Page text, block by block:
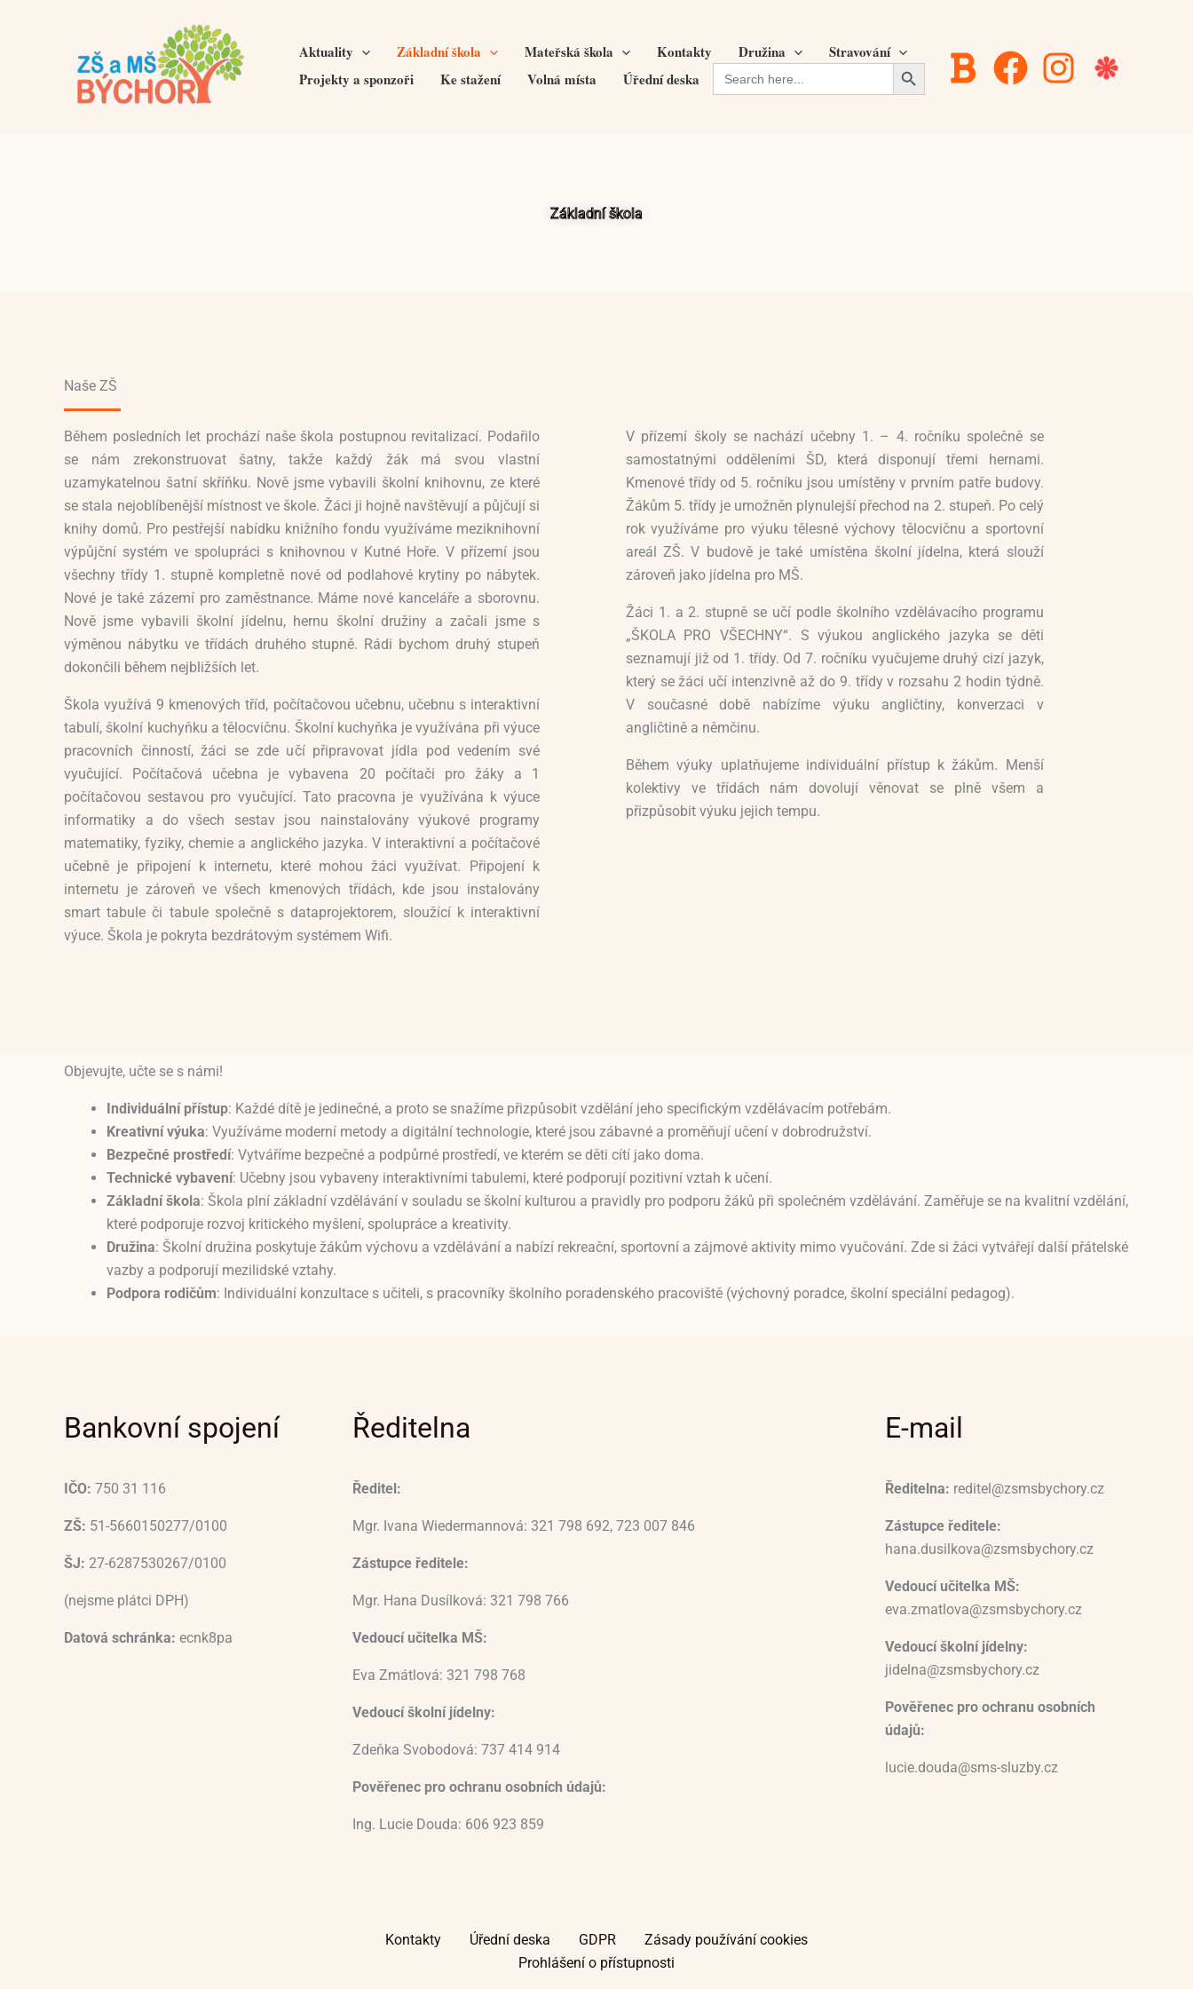
Aktuality Základní škola Mateřská škola Kontakty Družina
Stravování
Projekty a sponzoři
Ke stažení Volná místa Úřední deska Search
for:
Search Button
Základní škola
Naše ZŠ
Během posledních let prochází naše škola postupnou revitalizací. Podařilo
se nám zrekonstruovat šatny, takže každý žák má svou vlastní
uzamykatelnou šatní skříňku. Nově jsme vybavili školní knihovnu, ze které
se stala nejoblíbenější místnost ve škole. Žáci ji hojně navštěvují a půjčují si
knihy domů. Pro pestřejší nabídku knižního fondu využíváme meziknihovní
výpůjční systém ve spolupráci s knihovnou v Kutné Hoře. V přízemí jsou
všechny třídy 1. stupně kompletně nové od podlahové krytiny po nábytek.
Nové je také zázemí pro zaměstnance. Máme nové kanceláře a sborovnu.
Nově jsme vybavili školní jídelnu, hernu školní družiny a začali jsme s
výměnou nábytku ve třídách druhého stupně. Rádi bychom druhý stupeň
dokončili během nejbližších let.
Škola využívá 9 kmenových tříd, počítačovou učebnu, učebnu s interaktivní
tabulí, školní kuchyňku a tělocvičnu. Školní kuchyňka je využívána při výuce
pracovních činností, žáci se zde učí připravovat jídla pod vedením své
vyučující. Počítačová učebna je vybavena 20 počítači pro žáky a 1
počítačovou sestavou pro vyučující. Tato pracovna je využívána k výuce
informatiky a do všech sestav jsou nainstalovány výukové programy
matematiky, fyziky, chemie a anglického jazyka. V interaktivní a počítačové
učebně je připojení k internetu, které mohou žáci využívat. Připojení k
internetu je zároveň ve všech kmenových třídách, kde jsou instalovány
smart tabule či tabule společně s dataprojektorem, sloužící k interaktivní
výuce. Škola je pokryta bezdrátovým systémem Wifi.
V přízemí školy se nachází učebny 1. – 4. ročníku společně se
samostatnými odděleními ŠD, která disponují třemi hernami.
Kmenové třídy od 5. ročníku jsou umístěny v prvním patře budovy.
Žákům 5. třídy je umožněn plynulejší přechod na 2. stupeň. Po celý
rok využíváme pro výuku tělesné výchovy tělocvičnu a sportovní
areál ZŠ. V budově je také umístěna školní jídelna, která slouží
zároveň jako jídelna pro MŠ.
Žáci 1. a 2. stupně se učí podle školního vzdělávacího programu
„ŠKOLA PRO VŠECHNY“. S výukou anglického jazyka se děti
seznamují již od 1. třídy. Od 7. ročníku vyučujeme druhý cizí jazyk,
který se žáci učí intenzivně až do 9. třídy v rozsahu 2 hodin týdně.
V současné době nabízíme výuku angličtiny, konverzaci v
angličtině a němčinu.
Během výuky uplatňujeme individuální přístup k žákům. Menší
kolektivy ve třídách nám dovolují věnovat se plně všem a
přizpůsobit výuku jejich tempu.
Objevujte, učte se s námi!
Individuální přístup: Každé dítě je jedinečné, a proto se snažíme přizpůsobit vzdělání jeho specifickým vzdělávacím potřebám.
Kreativní výuka: Využíváme moderní metody a digitální technologie, které jsou zábavné a proměňují učení v dobrodružství.
Bezpečné prostředí: Vytváříme bezpečné a podpůrné prostředí, ve kterém se děti cítí jako doma.
Technické vybavení: Učebny jsou vybaveny interaktivními tabulemi, které podporují pozitivní vztah k učení.
Základní škola: Škola plní základní vzdělávání v souladu se školní kulturou a pravidly pro podporu žáků při společném vzdělávání. Zaměřuje se na kvalitní vzdělání,
které podporuje rozvoj kritického myšlení, spolupráce a kreativity.
Družina: Školní družina poskytuje žákům výchovu a vzdělávání a nabízí rekreační, sportovní a zájmové aktivity mimo vyučování. Zde si žáci vytvářejí další přátelské
vazby a podporují mezilidské vztahy.
Podpora rodičům: Individuální konzultace s učiteli, s pracovníky školního poradenského pracoviště (výchovný poradce, školní speciální pedagog).
Bankovní spojení
IČO: 750 31 116
ZŠ: 51-5660150277/0100
ŠJ: 27-6287530267/0100
(nejsme plátci DPH)
Datová schránka: ecnk8pa
Ředitelna
Ředitel:
Mgr. Ivana Wiedermannová: 321 798 692, 723 007 846
Zástupce ředitele:
Mgr. Hana Dusílková: 321 798 766
Vedoucí učitelka MŠ:
Eva Zmátlová: 321 798 768
Vedoucí školní jídelny:
Zdeňka Svobodová: 737 414 914
Pověřenec pro ochranu osobních údajů:
Ing. Lucie Douda: 606 923 859
E-mail
Ředitelna: reditel@zsmsbychory.cz
Zástupce ředitele:
hana.dusilkova@zsmsbychory.cz
Vedoucí učitelka MŠ:
eva.zmatlova@zsmsbychory.cz
Vedoucí školní jídelny:
jidelna@zsmsbychory.cz
Pověřenec pro ochranu osobních
údajů:
lucie.douda@sms-sluzby.cz
Kontakty Úřední deska GDPR
Zásady používání cookies
Prohlášení o přístupnosti